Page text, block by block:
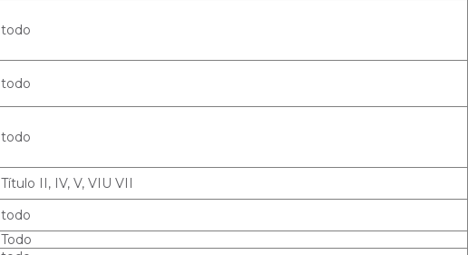
todo
todo
todo
Título II, IV, V, VIU VII
todo
Todo